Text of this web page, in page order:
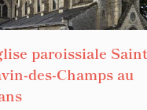
paroissiale
des-Champs au